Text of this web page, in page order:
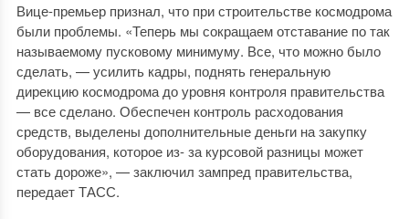
Вице-премьер признал, что при строительстве космодрома
были проблемы. «Теперь мы сокращаем отставание по так
называемому пусковому минимуму. Все, что можно было
сделать, — усилить кадры, поднять генеральную
дирекцию космодрома до уровня контроля правительства
— все сделано. Обеспечен контроль расходования
средств, выделены дополнительные деньги на закупку
оборудования, которое из- за курсовой разницы может
стать дороже», — заключил зампред правительства,
передает ТАСС.